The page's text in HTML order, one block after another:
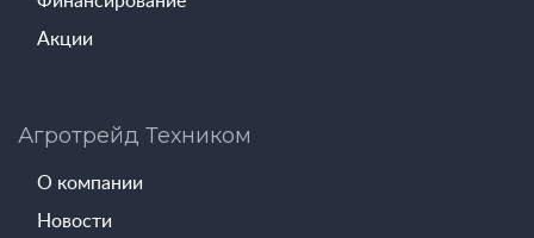
Акции
Агротрейд Техником
О компании
Новости